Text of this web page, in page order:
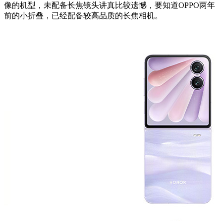
像的机型，未配备长焦镜头讲真比较遗憾，要知道OPPO两年
前的小折叠，已经配备较高品质的长焦相机。